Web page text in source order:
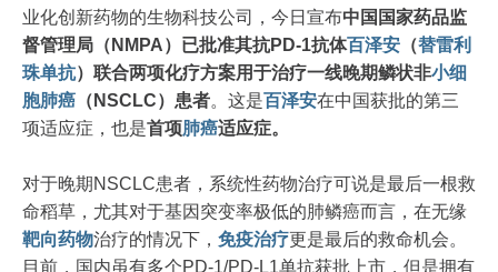
业化创新药物的生物科技公司，今日宣布中国国家药品监
督管理局（NMPA）已批准其抗PD-1抗体百泽安 （替雷利
珠单抗）联合两项化疗方案用于治疗一线晚期鳞状非小细
胞肺癌 （NSCLC）患者。这是百泽安在中国获批的第三
项适应症，也是首项肺癌适应症。
对于晚期NSCLC患者，系统性药物治疗可说是最后一根救
命稻草，尤其对于基因突变率极低的肺鳞癌而言，在无缘
靶向药物治疗的情况下， 免疫治疗更是最后的救命机会。
目前，国内虽有多个PD-1/PD-L1单抗获批上市，但是拥有